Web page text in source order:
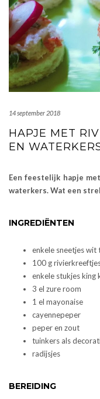
14 september 2018
HAPJE MET
EN
Een feestelijk hapje
waterkers. Wat een
INGREDIËNTEN
enkele sneetjes
100 g
enkele stukjes king
3 el zure room
1 el mayonaise
cayennepeper
peper en zout
tuinkers als
radijsjes
BEREIDING